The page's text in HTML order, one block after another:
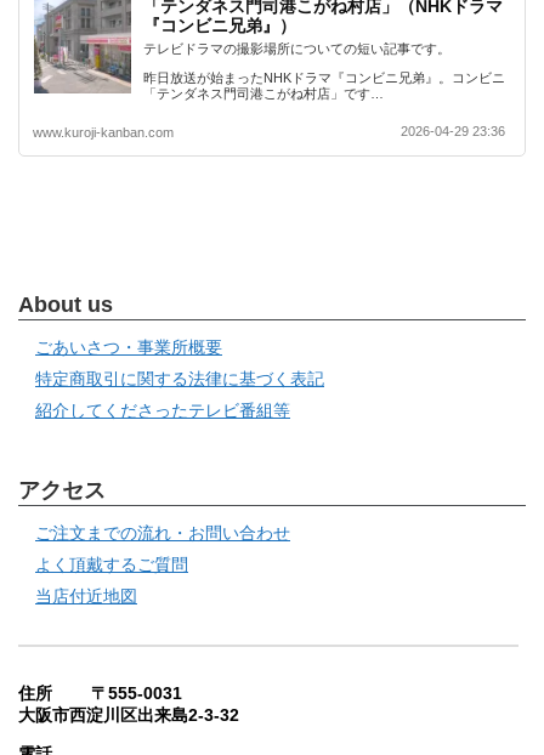
「テンダネス門司港こがね村店」（NHKドラマ
『コンビニ兄弟』）
テレビドラマの撮影場所についての短い記事です。
昨日放送が始まったNHKドラマ『コンビニ兄弟』。コンビニ
「テンダネス門司港こがね村店」です…
www.kuroji-kanban.com 2026-04-29 23:36
About us
ごあいさつ・事業所概要
特定商取引に関する法律に基づく表記
紹介してくださったテレビ番組等
アクセス
ご注文までの流れ・お問い合わせ
よく頂戴するご質問
当店付近地図
住所 〒555-0031
大阪市西淀川区出来島2-3-32